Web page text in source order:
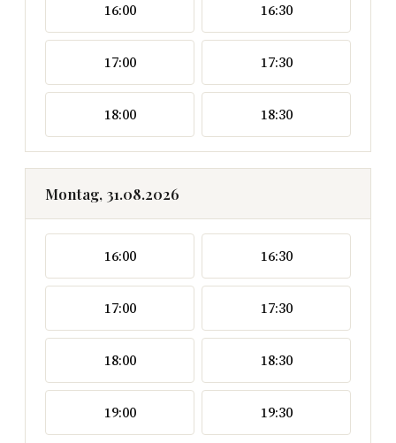
16:00 16:30
17:00 17:30
18:00 18:30
Montag, 31.08.2026
16:00 16:30
17:00 17:30
18:00 18:30
19:00 19:30